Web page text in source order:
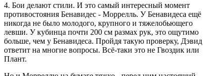
4. Бои делают стили. И это самый интересный момент
противостояния Бенавидес - Моррелль. У Бенавидеса ещё
никогда не было молодого, крупного и тяжелобьющего
левши. У кубинца почти 200 см размах рук, это ощутимо
больше, чем у Бенавидеса. Пройдя такую проверку, Дэвид
ответит на многие вопросы. Всё-таки это не Гвоздик или
Плант.